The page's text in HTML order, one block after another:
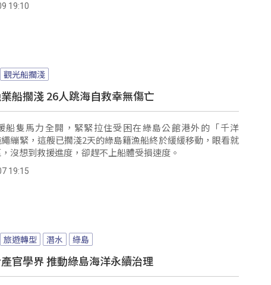
19:10
觀光船擱淺
船擱淺 26人跳海自救幸無傷亡
船隻馬力全開，緊緊拉住受困在綠島公館港外的「千洋
繃緊，這艘已擱淺2天的綠島籍漁船終於緩緩移動，眼看就
沒想到救援進度，卻趕不上船體受損速度。
19:15
旅遊轉型 潛水 綠島
官學界 推動綠島海洋永續治理